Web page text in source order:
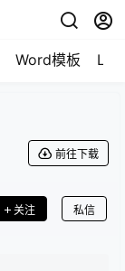
Word模板
前往下载
关注 私信